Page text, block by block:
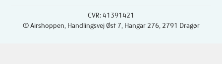
CVR: 41391421
© Airshoppen , Handlingsvej Øst 7, Hangar 276, 2791 Dragør